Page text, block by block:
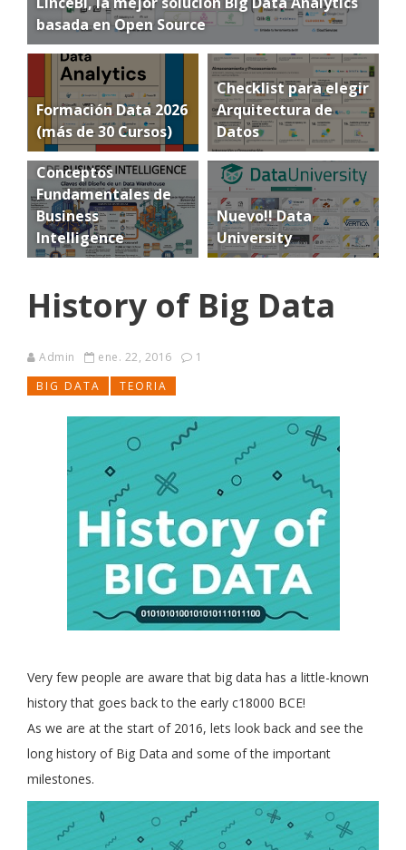
basada en Open Source
Formación Data 2026
(más de 30 Cursos)
Checklist para elegir
Arquitectura de
Datos
Conceptos
Fundamentales de
Business
Intelligence
Nuevo!! Data
University
History of Big Data
Admin ene. 22, 2016
1
BIG DATA
TEORIA
Very few people are aware that big data has a little-known
history that goes back to the early c18000 BCE!
As we are at the start of 2016, lets look back and see the
long history of Big Data and some of the important
milestones.